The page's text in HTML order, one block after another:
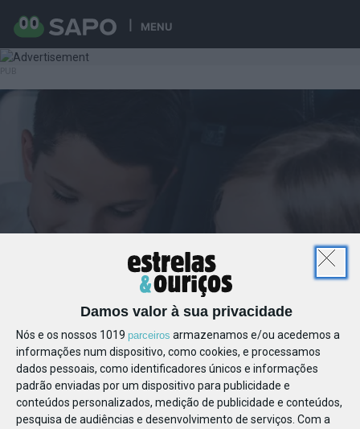
MENU
Damos valor à sua privacidade
Nós e os nossos 1019 parceiros armazenamos e/ou acedemos a
informações num dispositivo, como cookies, e processamos
dados pessoais, como identificadores únicos e informações
padrão enviadas por um dispositivo para publicidade e
conteúdos personalizados, medição de publicidade e conteúdos,
pesquisa de audiências e desenvolvimento de serviços. Com a